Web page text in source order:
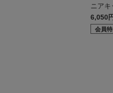
ニアキ
6,050
会員